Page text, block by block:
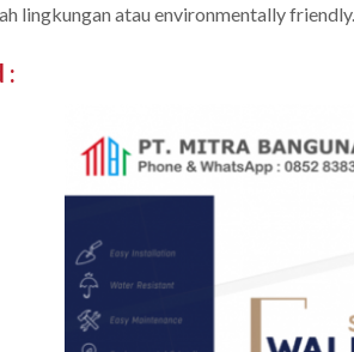
lingkungan atau environmentally friendly.
: